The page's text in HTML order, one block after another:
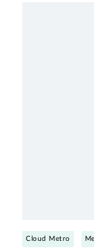
Cloud Metro